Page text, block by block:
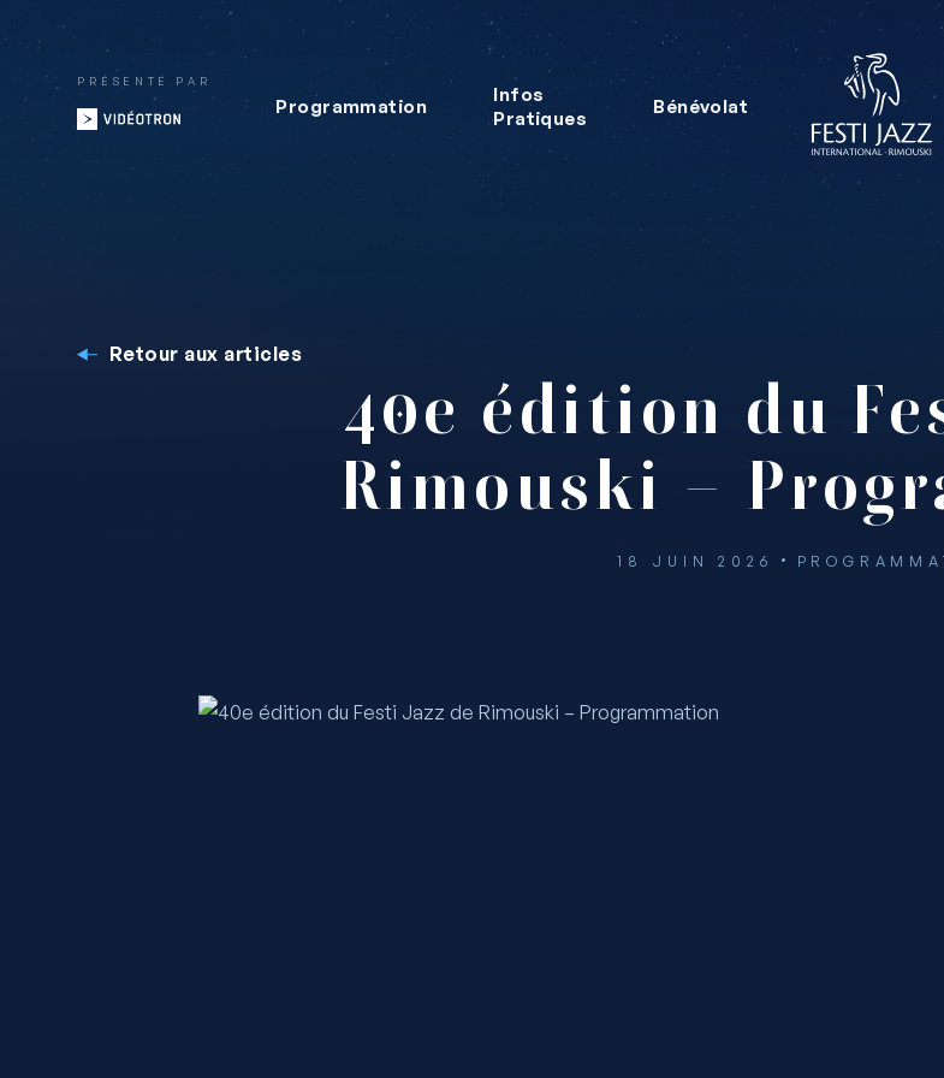
PRÉSENTÉ PAR
Programmation
Infos
Pratiques
Bénévolat
Retour aux articles
40e édition du
Rimouski –
18 JUIN 2026